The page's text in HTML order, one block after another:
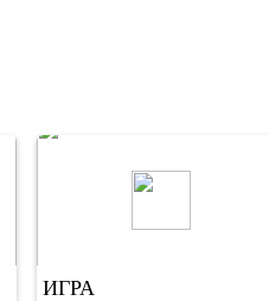
ИГРА